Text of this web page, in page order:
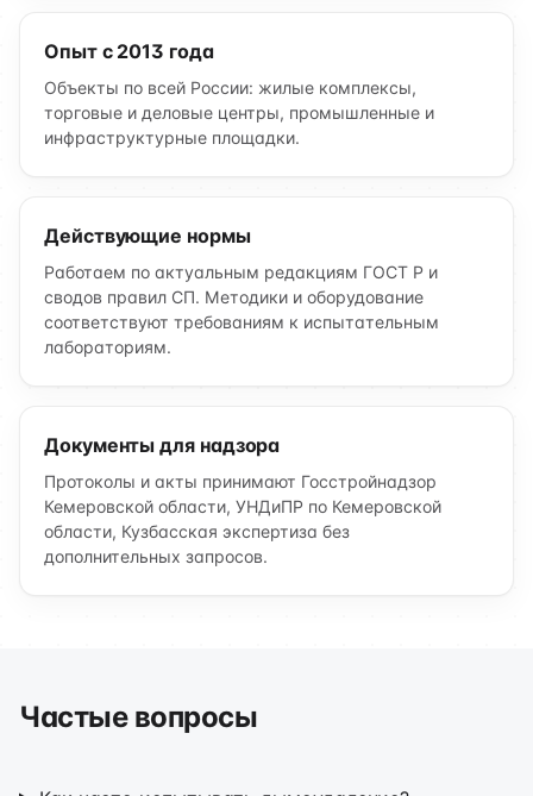
Опыт с 2013 года
Объекты по всей России: жилые комплексы,
торговые и деловые центры, промышленные и
инфраструктурные площадки.
Действующие нормы
Работаем по актуальным редакциям ГОСТ Р и
сводов правил СП. Методики и оборудование
соответствуют требованиям к испытательным
лабораториям.
Документы для надзора
Протоколы и акты принимают Госстройнадзор
Кемеровской области, УНДиПР по Кемеровской
области, Кузбасская экспертиза без
дополнительных запросов.
Частые вопросы